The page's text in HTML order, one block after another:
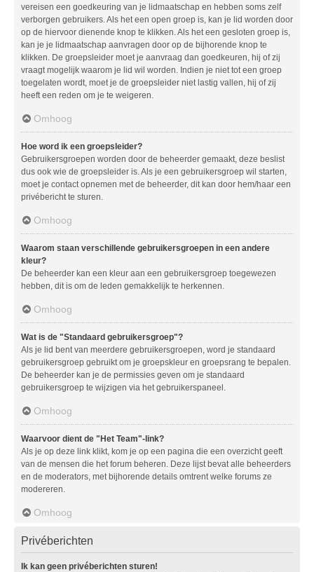
vereisen een goedkeuring van je lidmaatschap en hebben soms zelf
verborgen gebruikers. Als het een open groep is, kan je lid worden door
op de hiervoor dienende knop te klikken. Als het een gesloten groep is,
kan je je lidmaatschap aanvragen door op de bijhorende knop te
klikken. De groepsleider moet je aanvraag dan goedkeuren, hij of zij
vraagt mogelijk waarom je lid wil worden. Indien je niet tot een groep
toegelaten wordt, moet je de groepsleider niet lastig vallen, hij of zij
heeft een reden om je te weigeren.
Omhoog
Hoe word ik een groepsleider?
Gebruikersgroepen worden door de beheerder gemaakt, deze beslist
dus ook wie de groepsleider is. Als je een gebruikersgroep wil starten,
moet je contact opnemen met de beheerder, dit kan door hem/haar een
privébericht te sturen.
Omhoog
Waarom staan verschillende gebruikersgroepen in een andere
kleur?
De beheerder kan een kleur aan een gebruikersgroep toegewezen
hebben, dit is om de leden gemakkelijk te herkennen.
Omhoog
Wat is de "Standaard gebruikersgroep"?
Als je lid bent van meerdere gebruikersgroepen, word je standaard
gebruikersgroep gebruikt om je groepskleur en groepsrang te bepalen.
De beheerder kan je de permissies geven om je standaard
gebruikersgroep te wijzigen via het gebruikerspaneel.
Omhoog
Waarvoor dient de "Het Team"-link?
Als je op deze link klikt, kom je op een pagina die een overzicht geeft
van de mensen die het forum beheren. Deze lijst bevat alle beheerders
en de moderators, met bijhorende details omtrent welke forums ze
modereren.
Omhoog
Privéberichten
Ik kan geen privéberichten sturen!